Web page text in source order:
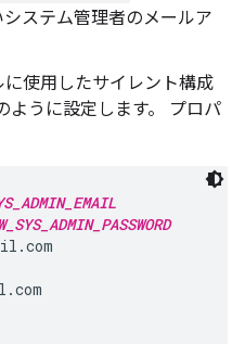
システム管理者のメールア
に使用したサイレント構成
ように設定します。 プロパ